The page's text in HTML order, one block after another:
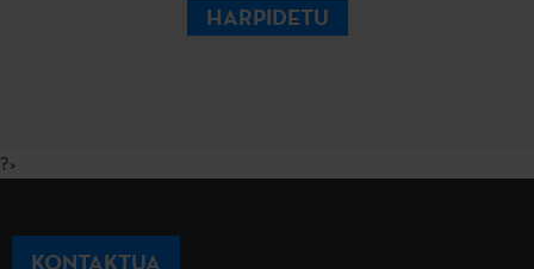
HARPIDETU
?>
KONTAKTUA